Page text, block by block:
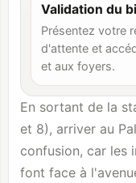
Validation du
Présentez votre
d'attente et
et aux foyers.
En sortant de la
et 8), arriver au
confusion, car les
font face à